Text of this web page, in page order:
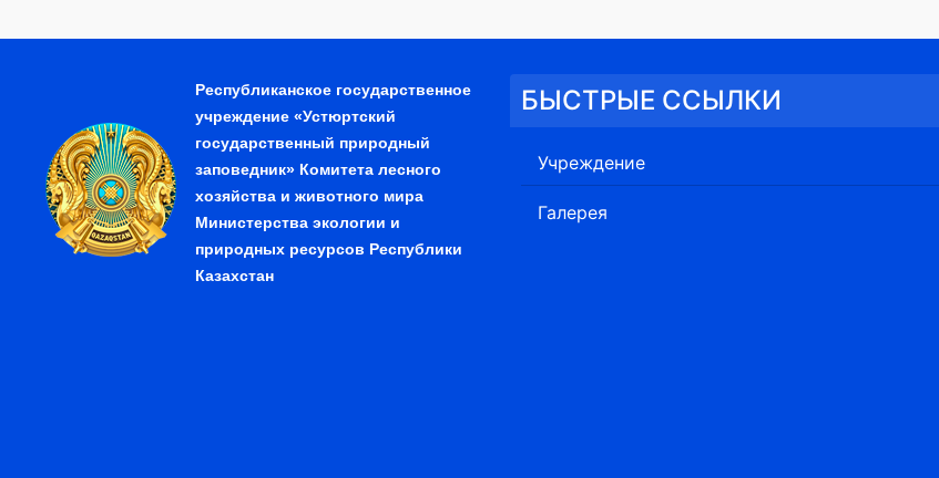
Республиканское государственное
учреждение «Устюртский
государственный природный
заповедник» Комитета лесного
хозяйства и животного мира
Министерства экологии и
природных ресурсов Республики
Казахстан
БЫСТРЫЕ ССЫЛКИ
Учреждение
Галерея